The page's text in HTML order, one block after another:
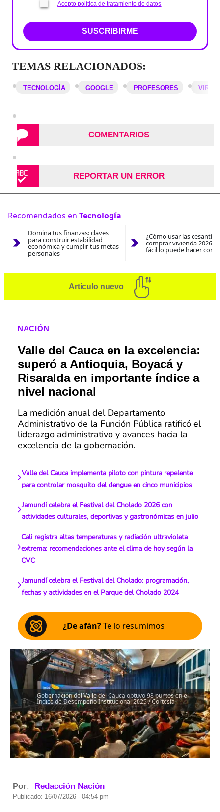
Acepto política de tratamiento de datos
SUSCRIBIRME
TEMAS RELACIONADOS:
TECNOLOGÍA GOOGLE PROFESORES
COMENTARIOS
REPORTAR UN ERROR
Recomendados en Tecnología
Domina tus finanzas: claves
para construir estabilidad
económica y cumplir tus metas
personales
¿Cómo usar las
comprar vivienda 2026?
fácil lo puede hacer con
Artículo nuevo
NACIÓN
Valle del Cauca en la excelencia:
superó a Antioquia, Boyacá y
Risaralda en importante índice a
nivel nacional
La medición anual del Departamento
Administrativo de la Función Pública ratificó el
liderazgo administrativo y avances hacia la
excelencia de la gobernación.
Valle del Cauca implementa piloto con pintura repelente
para controlar mosquito del dengue en cinco municipios
Jamundí celebra el Festival del Cholado 2026 con
actividades culturales, deportivas y gastronómicas en julio
Cali registra altas temperaturas y radiación ultravioleta
extrema: recomendaciones ante el clima de hoy según la
CVC
Jamundí celebra el Festival del Cholado: programación,
fechas y actividades en el Parque del Cholado 2024
¿De afán?Te lo resumimos
Gobernación del Valle del Cauca obtuvo 98 puntos en el
Índice de Desempeño Institucional 2025 / Cortesía
Por: Redacción Nación
Publicado: 16/07/2026 - 04:54 pm